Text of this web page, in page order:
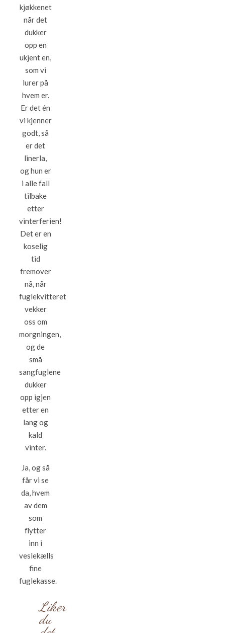
kjøkkenet
når det
dukker
opp en
ukjent en,
som vi
lurer på
hvem er.
Er det én
vi kjenner
godt, så
er det
linerla,
og hun er
i alle fall
tilbake
etter
vinterferien!
Det er en
koselig
tid
fremover
nå, når
fuglekvitteret
vekker
oss om
morgningen,
og de
små
sangfuglene
dukker
opp igjen
etter en
lang og
kald
vinter.
Ja, og så
får vi se
da, hvem
av dem
som
flytter
inn i
veslekælls
fine
fuglekasse.
Liker
du